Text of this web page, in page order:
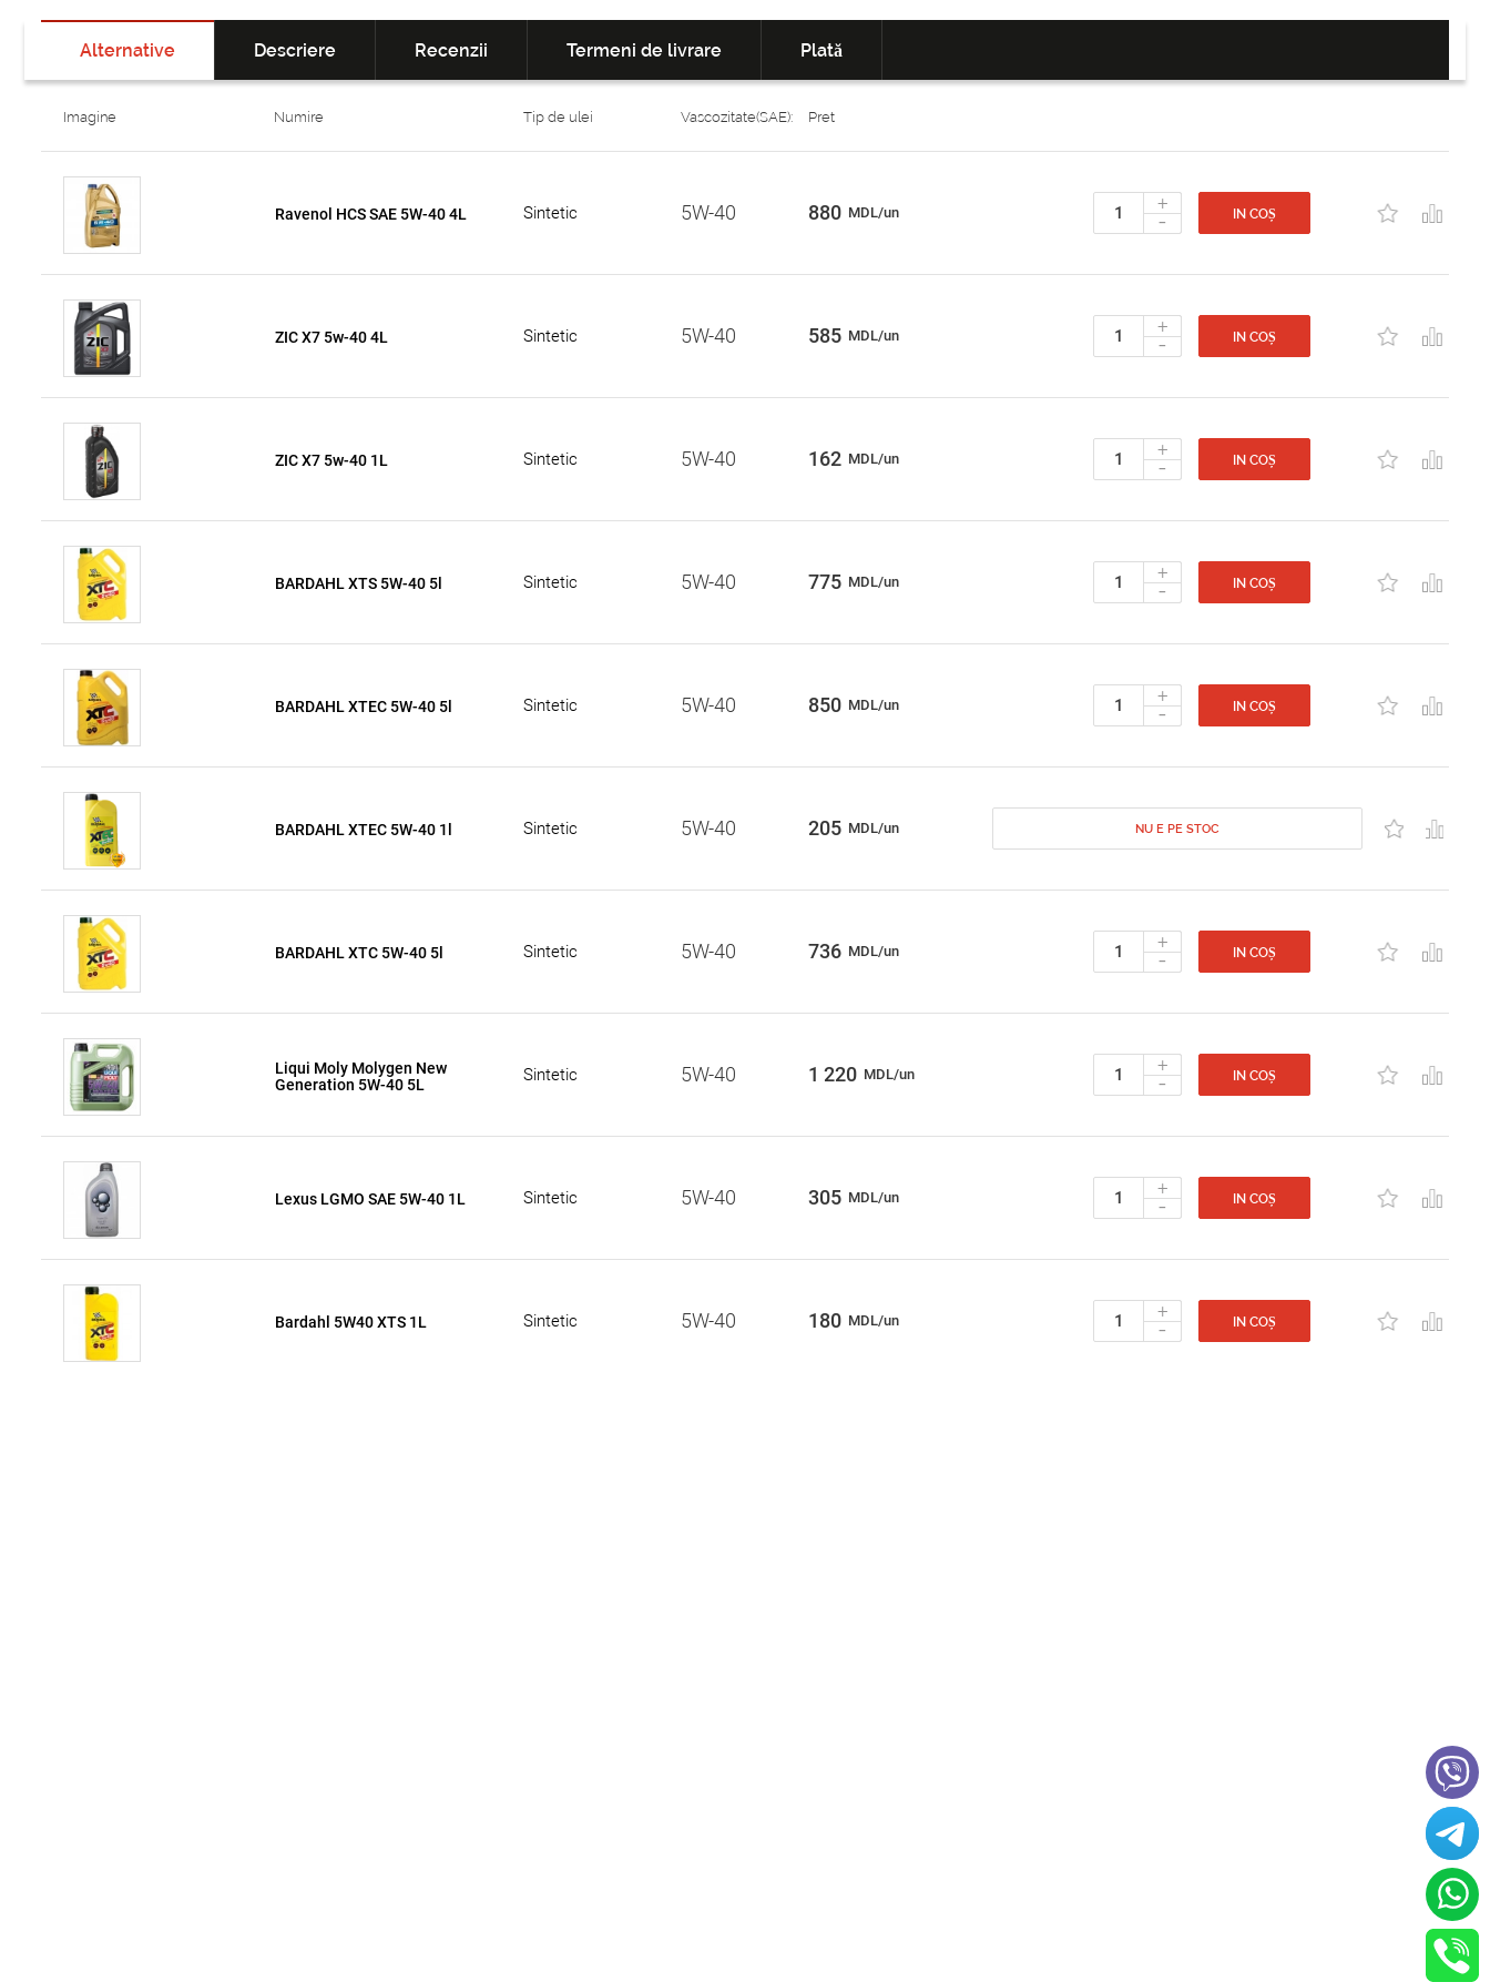
Alternative Descriere Recenzii Termeni de livrare Plată
Imagine Numire Tip de ulei Vascozitate(SAE): Pret
Ravenol HCS SAE 5W-40 4L Sintetic 5W-40 880 MDL/un +
- IN COȘ
ZIC X7 5w-40 4L Sintetic 5W-40 585 MDL/un +
- IN COȘ
ZIC X7 5w-40 1L Sintetic 5W-40 162 MDL/un +
- IN COȘ
BARDAHL XTS 5W-40 5l Sintetic 5W-40 775 MDL/un +
- IN COȘ
BARDAHL XTEC 5W-40 5l Sintetic 5W-40 850 MDL/un +
- IN COȘ
BARDAHL XTEC 5W-40 1l Sintetic 5W-40 205 MDL/un NU E PE STOC
BARDAHL XTC 5W-40 5l Sintetic 5W-40 736 MDL/un +
- IN COȘ
Liqui Moly Molygen New
Generation 5W-40 5L
Sintetic 5W-40 1 220 MDL/un +
- IN COȘ
Lexus LGMO SAE 5W-40 1L Sintetic 5W-40 305 MDL/un +
- IN COȘ
Bardahl 5W40 XTS 1L Sintetic 5W-40 180 MDL/un +
- IN COȘ